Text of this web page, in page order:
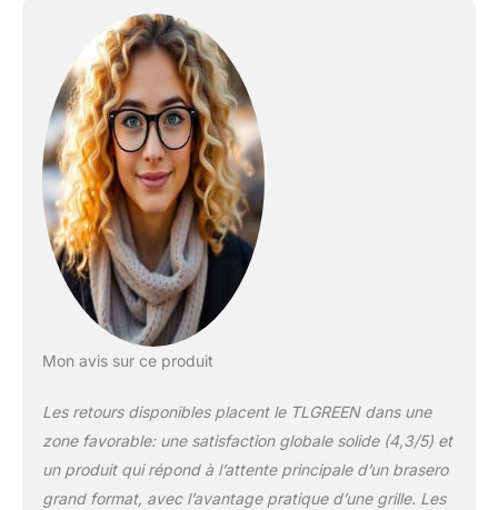
brasero et les pieds
avec des vis, et les
instructions de
montage fournies
garantissent une
installation rapide et
facile, ce qui prend
environ moins de
vingt minutes. 🔥
Fonctionnalité
couverture étanche
et d'un filet de
barbecue, et remplit
ainsi les fonctions de
Mon avis sur ce produit
Les retours disponibles placent le TLGREEN dans une
zone favorable: une satisfaction globale solide (4,3/5) et
un produit qui répond à l’attente principale d’un brasero
grand format, avec l’avantage pratique d’une grille. Les